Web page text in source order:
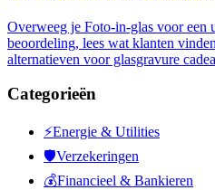
Overweeg je Foto-in-glas voor een
beoordeling, lees wat klanten
alternatieven voor glasgravure
Categorieën
⚡Energie & Utilities
🛡️Verzekeringen
💰Financieel & Bankieren